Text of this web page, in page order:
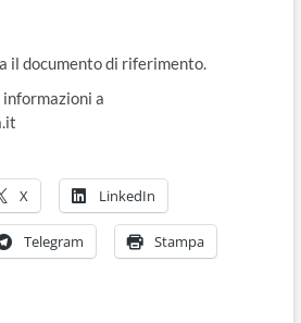
il documento di riferimento.
a
X LinkedIn
Telegram Stampa